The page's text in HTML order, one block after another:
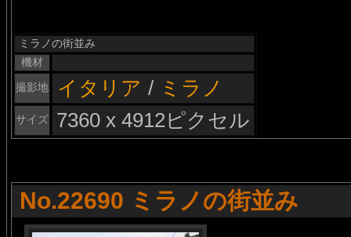
ミラノの街並み
機材
撮影地
イタリア / ミラノ
サイズ 7360 x 4912ピクセル
No.22690 ミラノの街並み